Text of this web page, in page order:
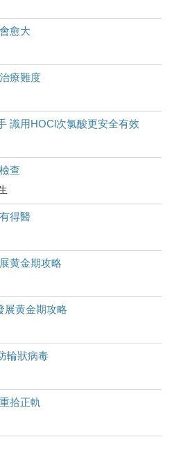
愈大
療難度
識用HOCl次氯酸更安全有效
查
得醫
黄金期攻略
展黄金期攻略
輪狀病毒
拾正軌